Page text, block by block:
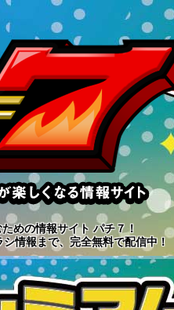
めの情報サイト パチ７！
情報まで、完全無料で配信中！